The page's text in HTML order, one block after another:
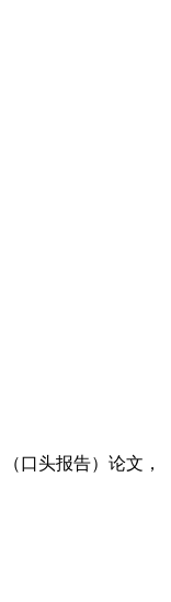
口头报告）论文，